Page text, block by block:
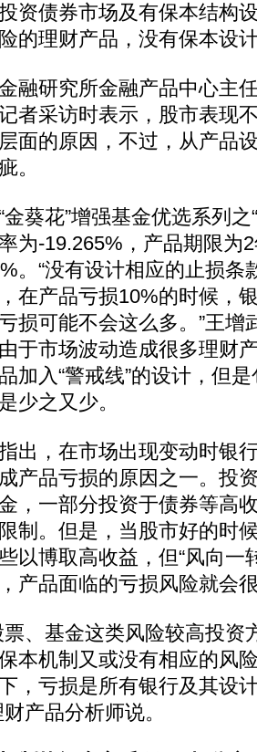
资债券市场及有保本结构
的理财产品，没有保本设
研究所金融产品中心主
者采访时表示，股市表现
面的原因，不过，从产品
。
花”增强基金优选系列之
为-19.265%，产品期限为
。“没有设计相应的止损条
在产品亏损10%的时候，
损可能不会这么多。”王增
于市场波动造成很多理财
加入“警戒线”的设计，但
少之又少。
，在市场出现变动时银
产品亏损的原因之一。投
，一部分投资于债券等高
制。但是，当股市好的时
以博取高收益，但“风向一
产品面临的亏损风险就会
基金这类风险较高投资
本机制又或没有相应的风
，亏损是所有银行及其设
产品分析师说。